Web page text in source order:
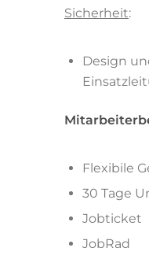
Sicherheit:
Design
Flexibile
30 Tage
Jobticket
JobRad